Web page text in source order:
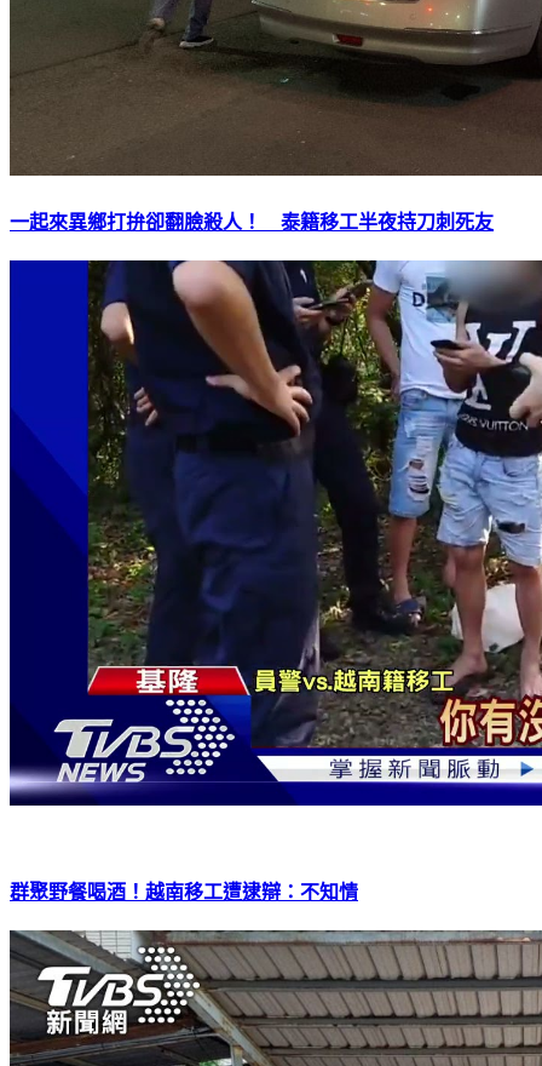
一起來異鄉打拚卻翻臉殺人！ 泰籍移工半夜持刀刺死友
群聚野餐喝酒！越南移工遭逮辯：不知情